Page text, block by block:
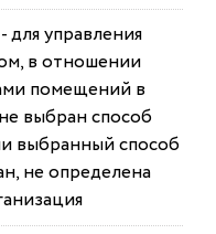
управления
в отношении
помещений в
выбран способ
выбранный способ
не определена